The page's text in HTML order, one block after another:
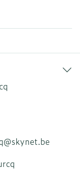
pagina
skynet.be